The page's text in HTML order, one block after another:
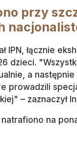
przy
IPN, łącznie
dzieci.
a
prowadzili
– zaznaczył
na